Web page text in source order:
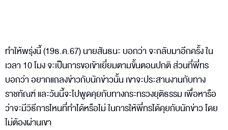
ทำให้พรุ่งนี้ (19ธ.ค.67) นายสันธนะ บอกว่า จะกลับมาอีกครั้ง ใน
เวลา 10 โมง จะเป็นการขอเข้าเยี่ยมตามขั้นตอนปกติ ส่วนที่พี่ทร
บอกว่า อยากแถลงข่าวกับนักข่าวนั้น เขาจะประสานงานกับทาง
ราชทัณฑ์ และวันนี้จะไปพูดคุยกับทางกระทรวงยุติธรรม เพื่อหารือ
ว่าจะมีวิธีการไหนที่ทำได้หรือไม่ ในการให้พี่ทรได้คุยกับนักข่าว โดย
ไม่ต้องผ่านเขา